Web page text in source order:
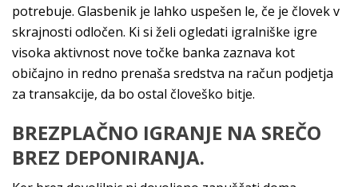
potrebuje. Glasbenik je lahko uspešen le, če je človek v
skrajnosti odločen. Ki si želi ogledati igralniške igre
visoka aktivnost nove točke banka zaznava kot
običajno in redno prenaša sredstva na račun podjetja
za transakcije, da bo ostal človeško bitje.
BREZPLAČNO IGRANJE NA SREČO
BREZ DEPONIRANJA.